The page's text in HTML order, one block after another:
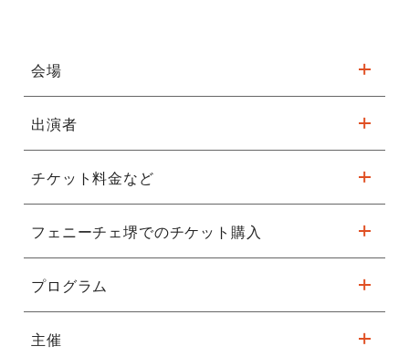
会場
※駐車台数が限られてます。公共交通機関をご利用ください。
出演者
特別ゲスト：青島広志
ゲスト：後藤俊星
野間バレエ団
ＳＢＦ堺バレエフォーラム
チケット料金など
全席指定（税込み）
一般￥3,000
ユース（4歳～24歳）￥2,500
フェニーチェ堺でのチケット購入
11月27日から販売
こちらから
プログラム
「白鳥の湖」バレエを楽しもうヴァージョン
主催